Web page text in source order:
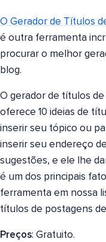
O Gerador de Títulos
é outra ferramenta
procurar o melhor
blog.
O gerador de títulos
oferece 10 ideias de
inserir seu tópico ou
inserir seu endereço
sugestões, e ele lhe
é um dos principais
ferramenta em nossa
títulos de postagens
Preços: Gratuito.